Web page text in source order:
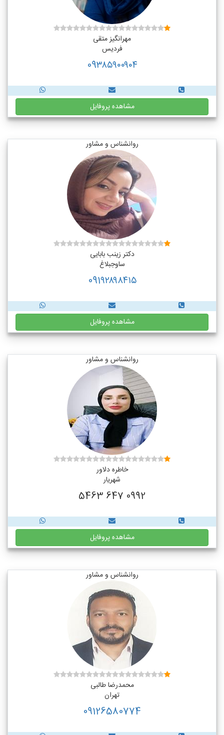
مهرانگیز متقی
فردیس
09۳۸۵۹۰۰۹۰۴
مشاهده پروفایل
روانشناس و مشاور
دکتر زینب بابایی
ساوجبلاغ
091۹۲۸۹۸۴۱۵
مشاهده پروفایل
روانشناس و مشاور
خاطره دلاور
شهریار
0992 647 5463
مشاهده پروفایل
روانشناس و مشاور
محمدرضا طالبی
تهران
09126580774